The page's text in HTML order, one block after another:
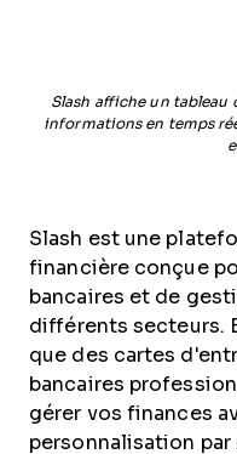
Slash affiche un
informations en temps
Slash est une
financière conçue
bancaires et de
différents secteurs.
que des cartes
bancaires
gérer vos finances
personnalisation